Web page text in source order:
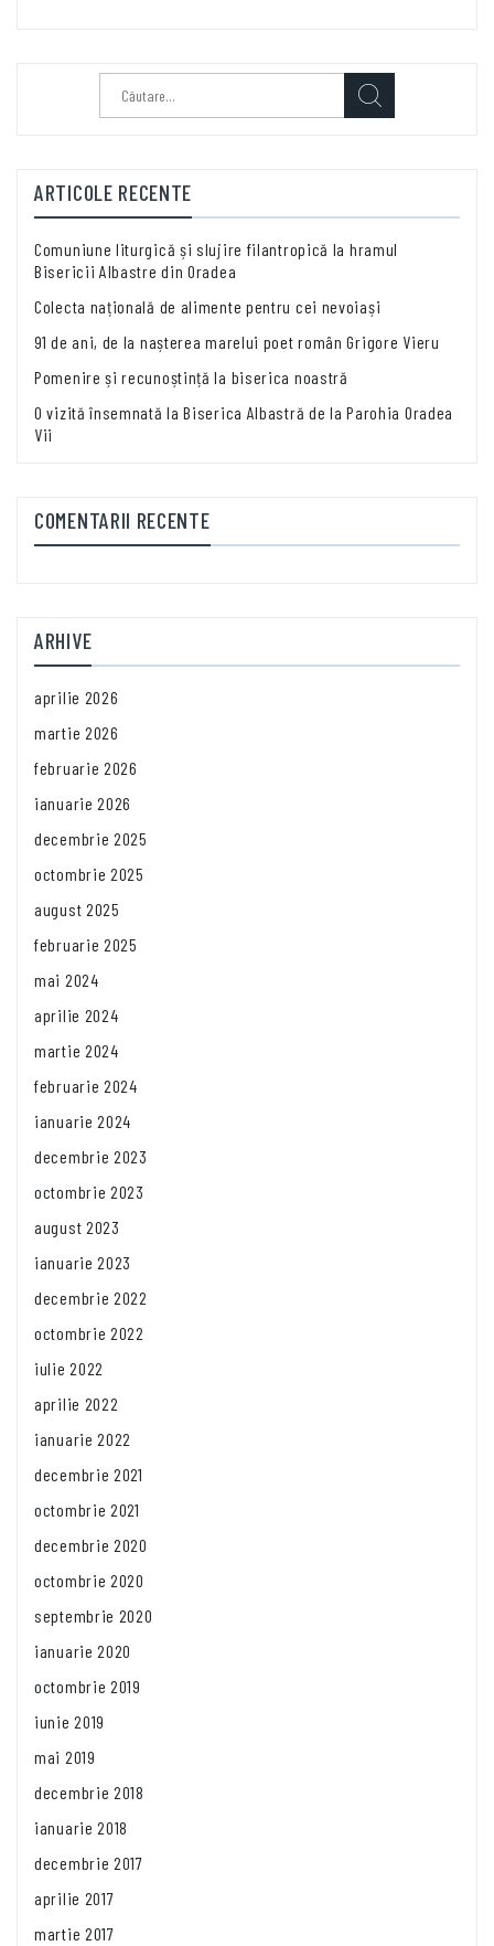
după:
ARTICOLE RECENTE
Comuniune liturgică și slujire filantropică la hramul
Bisericii Albastre din Oradea
Colecta națională de alimente pentru cei nevoiași
91 de ani, de la nașterea marelui poet român Grigore Vieru
Pomenire și recunoștință la biserica noastră
O vizită însemnată la Biserica Albastră de la Parohia Oradea
Vii
COMENTARII RECENTE
ARHIVE
aprilie 2026
martie 2026
februarie 2026
ianuarie 2026
decembrie 2025
octombrie 2025
august 2025
februarie 2025
mai 2024
aprilie 2024
martie 2024
februarie 2024
ianuarie 2024
decembrie 2023
octombrie 2023
august 2023
ianuarie 2023
decembrie 2022
octombrie 2022
iulie 2022
aprilie 2022
ianuarie 2022
decembrie 2021
octombrie 2021
decembrie 2020
octombrie 2020
septembrie 2020
ianuarie 2020
octombrie 2019
iunie 2019
mai 2019
decembrie 2018
ianuarie 2018
decembrie 2017
aprilie 2017
martie 2017